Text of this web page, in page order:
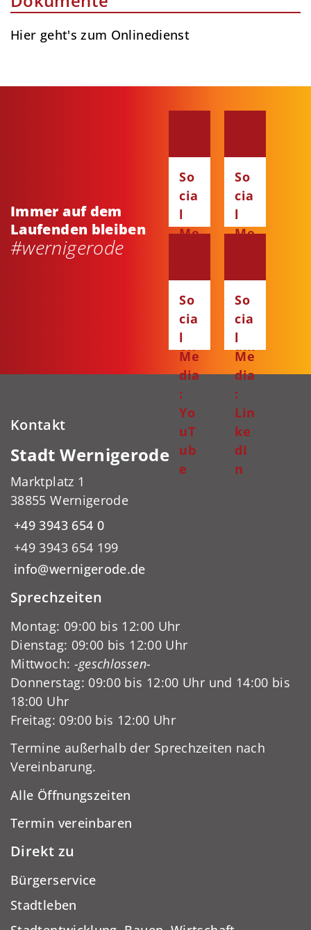
Hier geht's zum Onlinedienst
Immer auf dem
Laufenden bleiben
#wernigerode
So
cia
l
Me
ce
bo
ok
So
cia
l
Me
ta
gr
am
So
cia
l
Me
dia
:
Yo
uT
ub
e
So
cia
l
Me
dia
:
Lin
ke
dI
n
Kontakt
Stadt Wernigerode
Marktplatz 1
38855 Wernigerode
+49 3943 654 0
+49 3943 654 199
info@wernigerode.de
Sprechzeiten
Montag: 09:00 bis 12:00 Uhr
Dienstag: 09:00 bis 12:00 Uhr
Mittwoch: -geschlossen-
Donnerstag: 09:00 bis 12:00 Uhr und 14:00 bis
18:00 Uhr
Freitag: 09:00 bis 12:00 Uhr
Termine außerhalb der Sprechzeiten nach
Vereinbarung.
Alle Öffnungszeiten
Termin vereinbaren
Direkt zu
Bürgerservice
Stadtleben